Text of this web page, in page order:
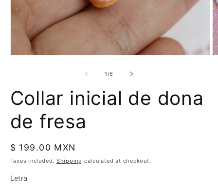
1/of
6
Collar inicial de dona
de fresa
Regular
price
$ 199.00 MXN
Taxes included. Shipping calculated at checkout.
Letra